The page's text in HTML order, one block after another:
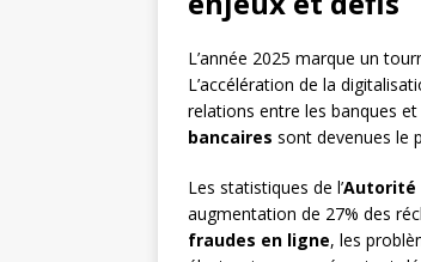
L’année 2025 marque un
L’accélération de la
relations entre les banques
bancaires sont devenues le
Les statistiques de l’Autorité
augmentation de 27% des
fraudes en ligne, les